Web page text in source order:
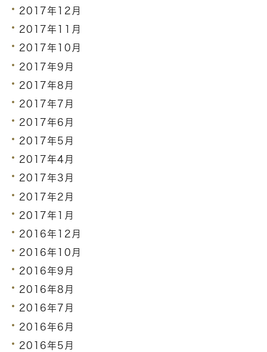
2017年12月
2017年11月
2017年10月
2017年9月
2017年8月
2017年7月
2017年6月
2017年5月
2017年4月
2017年3月
2017年2月
2017年1月
2016年12月
2016年10月
2016年9月
2016年8月
2016年7月
2016年6月
2016年5月